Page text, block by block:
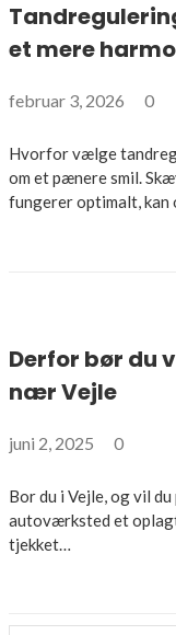
et mere
februar 3, 2026 0
Hvorfor vælge
om et pænere smil.
fungerer optimalt,
Derfor bør
nær Vejle
juni 2, 2025 0
Bor du i Vejle, og vil
autoværksted et
tjekket…